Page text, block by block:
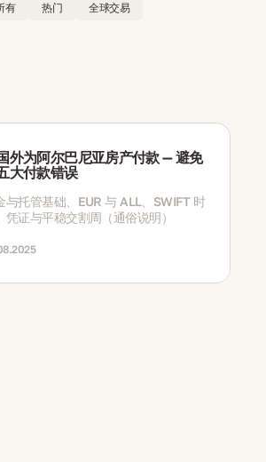
有 热门 全球交易
外为阿尔巴尼亚房产付款 — 避免
大付款错误
与托管基础、EUR 与 ALL、SWIFT 时
凭证与平稳交割周（通俗说明）